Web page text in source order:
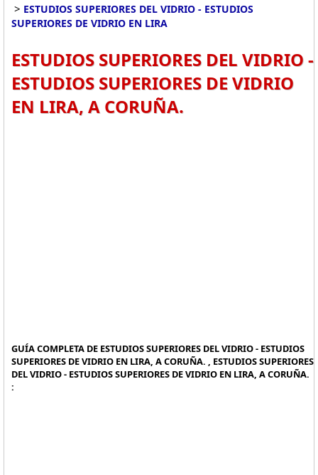
> ESTUDIOS SUPERIORES DEL VIDRIO - ESTUDIOS
SUPERIORES DE VIDRIO EN LIRA
ESTUDIOS SUPERIORES DEL VIDRIO -
ESTUDIOS SUPERIORES DE VIDRIO
EN LIRA, A CORUÑA.
GUÍA COMPLETA DE ESTUDIOS SUPERIORES DEL VIDRIO - ESTUDIOS
SUPERIORES DE VIDRIO EN LIRA, A CORUÑA. , ESTUDIOS SUPERIORES
DEL VIDRIO - ESTUDIOS SUPERIORES DE VIDRIO EN LIRA, A CORUÑA.
: